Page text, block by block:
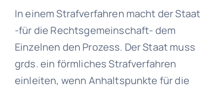
In einem Strafverfahren macht der Staat
-für die Rechtsgemeinschaft- dem
Einzelnen den Prozess. Der Staat muss
grds. ein förmliches Strafverfahren
einleiten, wenn Anhaltspunkte für die